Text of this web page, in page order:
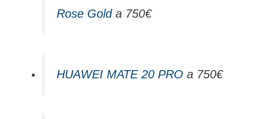
Rose Golda 750€
HUAWEI MATE 20 PRO a 750€